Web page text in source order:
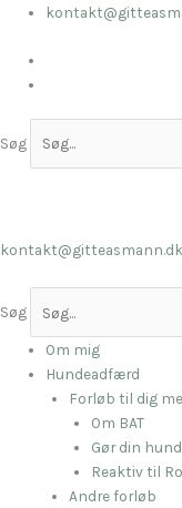
indholdet
Søg
kontakt@gitteasmann.dk
Søg
Om mig
Hundeadfærd
Forløb til dig
Om BAT
Gør din
Reaktiv til
Andre forløb